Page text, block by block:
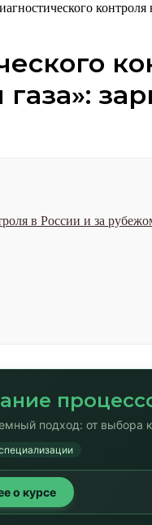
в России и за
подход: от выбора
о курсе